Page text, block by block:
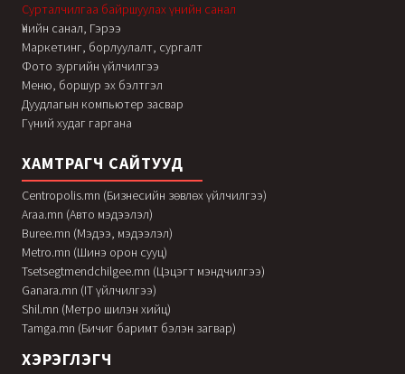
Сурталчилгаа байршуулах үнийн санал
Үнийн санал, Гэрээ
Маркетинг, борлуулалт, сургалт
Фото зургийн үйлчилгээ
Меню, боршур эх бэлтгэл
Дуудлагын компьютер засвар
Гүний худаг гаргана
ХАМТРАГЧ САЙТУУД
Centropolis.mn (Бизнесийн зөвлөх үйлчилгээ)
Araa.mn (Авто мэдээлэл)
Buree.mn (Мэдээ, мэдээлэл)
Metro.mn (Шинэ орон сууц)
Tsetsegtmendchilgee.mn (Цэцэгт мэндчилгээ)
Ganara.mn (IT үйлчилгээ)
Shil.mn (Метро шилэн хийц)
Tamga.mn (Бичиг баримт бэлэн загвар)
ХЭРЭГЛЭГЧ